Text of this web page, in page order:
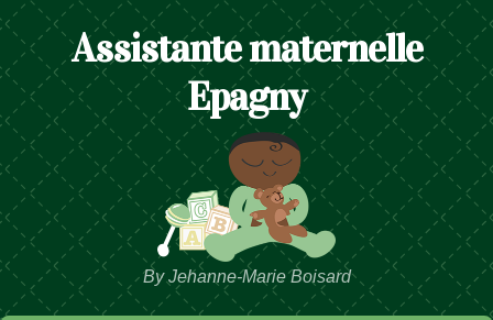
Assistante maternelle
Epagny
By Jehanne-Marie Boisard